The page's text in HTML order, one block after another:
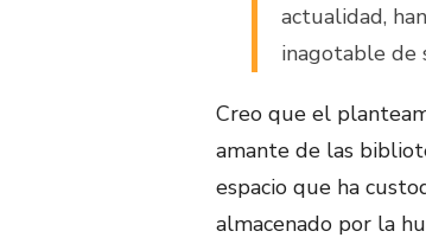
actualidad,
inagotable de
Creo que el
amante de las
espacio que ha
almacenado por la